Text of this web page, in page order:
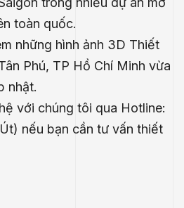
toàn quốc.
những hình ảnh 3D Thiết
Phú, TP Hồ Chí Minh vừa
nhật.
với chúng tôi qua Hotline:
nếu bạn cần tư vấn thiết